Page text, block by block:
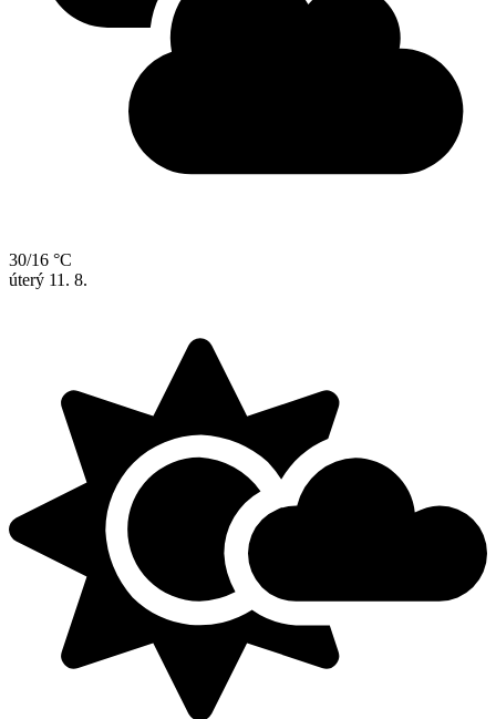
30/16 °C
úterý 11. 8.